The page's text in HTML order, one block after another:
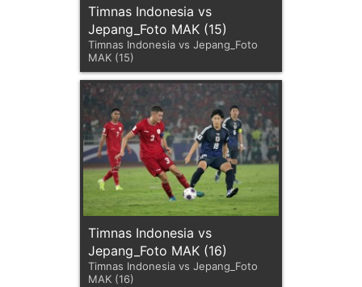
Timnas Indonesia vs
Jepang_Foto MAK (15)
Timnas Indonesia vs Jepang_Foto
MAK (15)
Timnas Indonesia vs
Jepang_Foto MAK (16)
Timnas Indonesia vs Jepang_Foto
MAK (16)